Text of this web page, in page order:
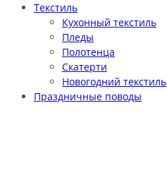
Текстиль
Кухонный текстиль
Пледы
Полотенца
Скатерти
Новогодний текстиль
Праздничные поводы